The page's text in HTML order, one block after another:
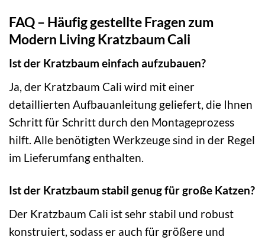
FAQ – Häufig gestellte Fragen zum
Modern Living Kratzbaum Cali
Ist der Kratzbaum einfach aufzubauen?
Ja, der Kratzbaum Cali wird mit einer
detaillierten Aufbauanleitung geliefert, die Ihnen
Schritt für Schritt durch den Montageprozess
hilft. Alle benötigten Werkzeuge sind in der Regel
im Lieferumfang enthalten.
Ist der Kratzbaum stabil genug für große Katzen?
Der Kratzbaum Cali ist sehr stabil und robust
konstruiert, sodass er auch für größere und